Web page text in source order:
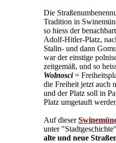
Die
Tradition in
so hiess der
Adolf-Hitler-Platz,
Stalin- und dann
war der einstige
zeitgemäß, und so
Wolnosci=
die Freiheit jetzt auch
und der Platz soll in
Platz umgetauft
Auf dieser
unter
alte und neue